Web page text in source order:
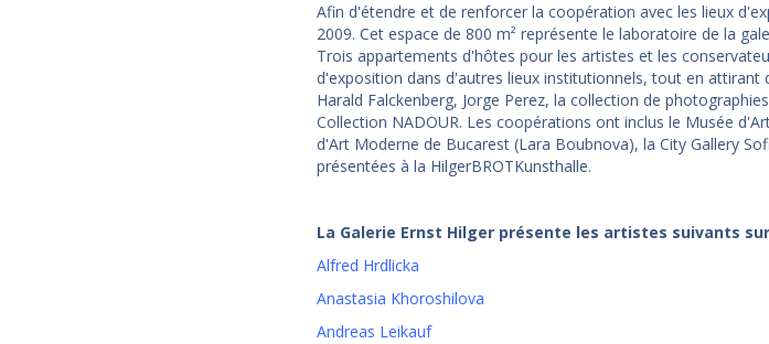
Afin d'étendre et de renforcer la coopération avec les lieux
2009. Cet espace de 800 m² représente le laboratoire de la
Trois appartements d'hôtes pour les artistes et les
d'exposition dans d'autres lieux institutionnels, tout en
Harald Falckenberg, Jorge Perez, la collection de
Collection NADOUR. Les coopérations ont inclus le Musée
d'Art Moderne de Bucarest (Lara Boubnova), la City Gallery
présentées à la HilgerBROTKunsthalle.
La Galerie Ernst Hilger présente les artistes suivants
Alfred Hrdlicka
Anastasia Khoroshilova
Andreas Leikauf